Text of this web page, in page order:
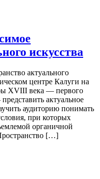
искусства
актуального
центре Калуги на
XVIII века — первого
актуальное
аудиторию понимать
при которых
органичной
[…]